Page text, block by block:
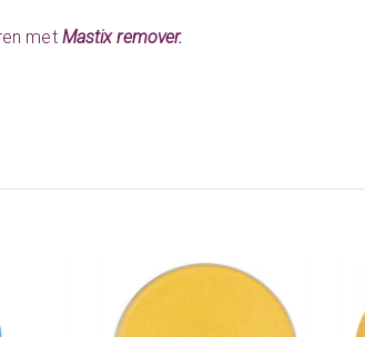
metMastix remover.